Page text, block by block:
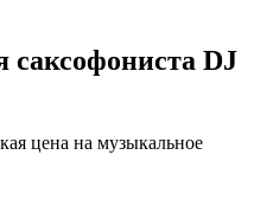
DJ
цена на музыкальное